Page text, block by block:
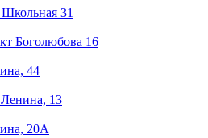
31
Боголюбова 16
44
13
20А